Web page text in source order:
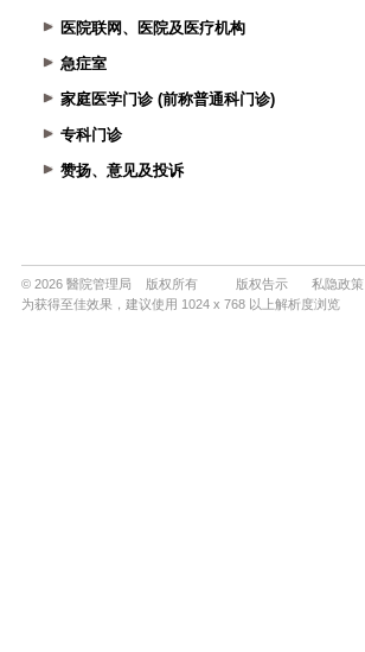
医院联网、医院及医疗机构
急症室
家庭医学门诊 (前称普通科门诊)
专科门诊
赞扬、意见及投诉
© 2026 醫院管理局 版权所有 版权告示 私隐政策
为获得至佳效果，建议使用 1024 x 768 以上解析度浏览